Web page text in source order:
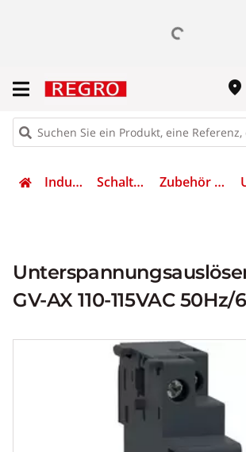
place
Industrietechnik Schalten & Schützen Zubehör Leistungsschalter
GV-AX 110-115VAC 50Hz/